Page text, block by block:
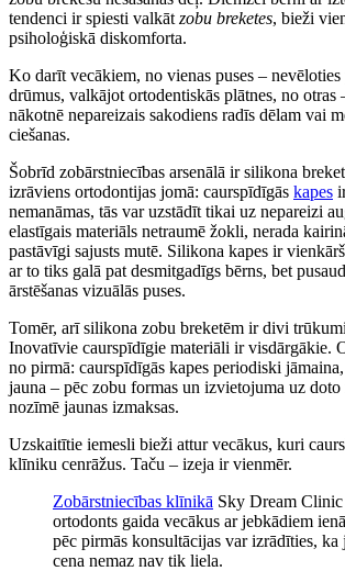
tendenci ir spiesti valkāt zobu breketes, bieži
psiholoģiskā diskomforta.
Ko darīt vecākiem, no vienas puses –
drūmus, valkājot ortodentiskās plātnes, no otras
nākotnē nepareizais sakodiens radīs dēlam vai
ciešanas.
Šobrīd zobārstniecības arsenālā ir silikona
izrāviens ortodontijas jomā: caurspīdīgās kapes
nemanāmas, tās var uzstādīt tikai uz nepareizi
elastīgais materiāls netraumē žokli, nerada
pastāvīgi sajusts mutē. Silikona kapes ir
ar to tiks galā pat desmitgadīgs bērns, bet
ārstēšanas vizuālās puses.
Tomēr, arī silikona zobu breketēm ir divi
Inovatīvie caurspīdīgie materiāli ir visdārgākie.
no pirmā: caurspīdīgās kapes periodiski
jauna – pēc zobu formas un izvietojuma uz doto
nozīmē jaunas izmaksas.
Uzskaitītie iemesli bieži attur vecākus, kuri
klīniku cenrāžus. Taču – izeja ir vienmēr.
Zobārstniecības klīnikā Sky Dream
ortodonts gaida vecākus ar jebkādiem
pēc pirmās konsultācijas var izrādīties, ka
cena nemaz nav tik liela.